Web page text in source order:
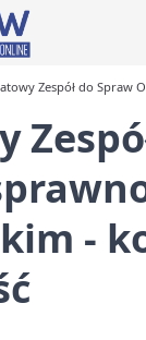
Zespół do Spraw
-